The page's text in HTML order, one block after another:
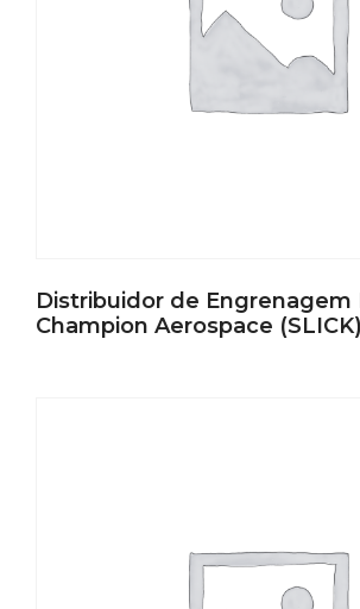
Distribuidor de Engrenagem
Champion Aerospace (SLICK)